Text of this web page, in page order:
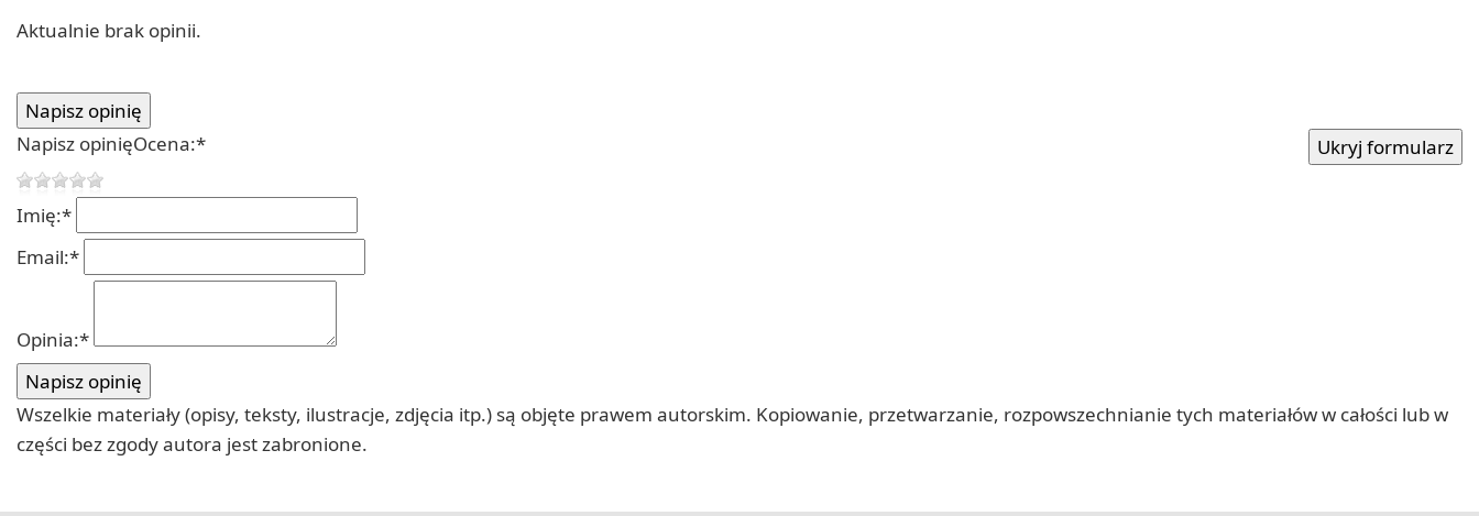
Aktualnie brak opinii.
Napisz opinięOcena:*
Imię:*
Email:*
Opinia:*
Wszelkie materiały (opisy, teksty, ilustracje, zdjęcia itp.) są objęte prawem autorskim. Kopiowanie, przetwarzanie, rozpowszechnianie tych materiałów w całości lub w
części bez zgody autora jest zabronione.